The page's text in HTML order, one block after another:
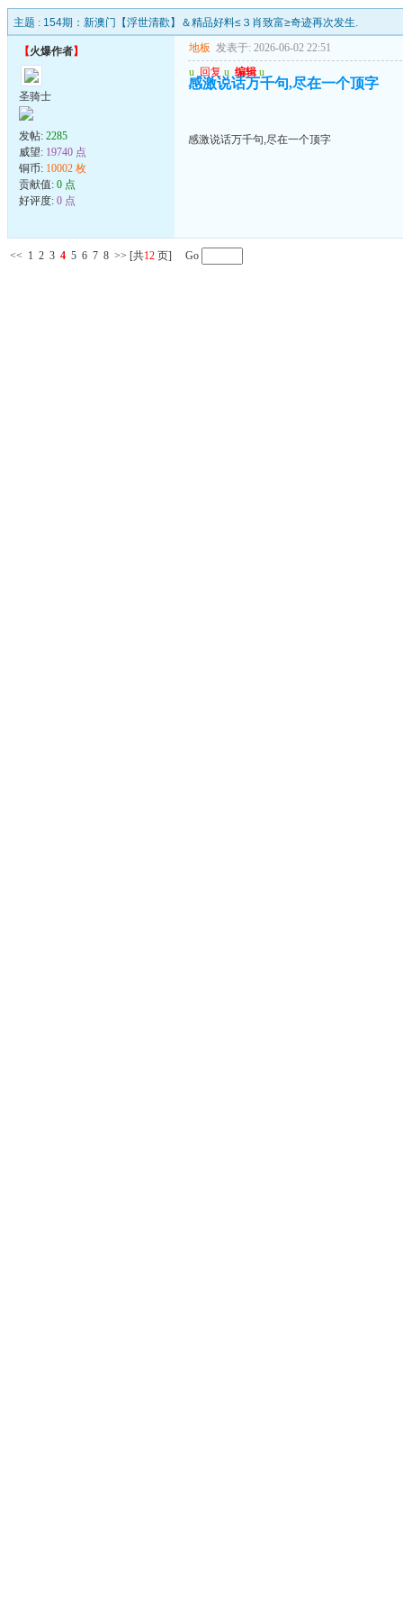
主题 : 154期：新澳门【浮世清歡】＆精品好料≤３肖致富≥奇迹再次发生.
【火爆作者】
圣骑士
发帖: 2285
威望: 19740 点
铜币: 10002 枚
贡献值: 0 点
好评度: 0 点
地板 发表于: 2026-06-02 22:51
u 回复 u 编辑 u
感激说话万千句,尽在一个顶字
感激说话万千句,尽在一个顶字
<< 1 2 3 4 5 6 7 8 >> [共12 页] Go